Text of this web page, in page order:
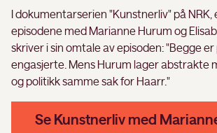
I dokumentarserien "Kunstnerliv" på NRK,
episodene med Marianne Hurum og
skriver i sin omtale av episoden: "Begge er
engasjerte. Mens Hurum lager abstrakte
og politikk samme sak for Haarr."